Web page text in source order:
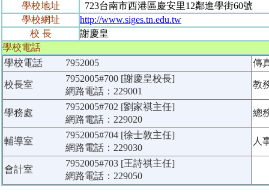
學校地址
723台南市西港區慶安里12鄰進學街60號
學校網址
http://www.siges.tn.edu.tw
校 長
謝慶皇
學校電話
學校電話
7952005 傳
校長室
7952005#700 [謝慶皇校長]
網路電話：229001
教
學務處
7952005#702 [劉家祺主任]
網路電話：229020
總
輔導室
7952005#704 [徐士敦主任]
網路電話：229030
人
會計室
7952005#703 [王詩祺主任]
網路電話：229050